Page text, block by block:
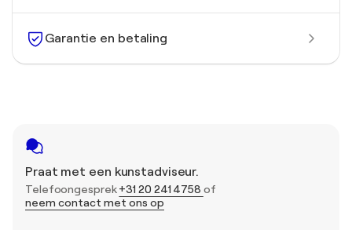
Garantie en betaling
Praat met een kunstadviseur.
Telefoongesprek+31 20 241 4758 of
neem contact met ons op